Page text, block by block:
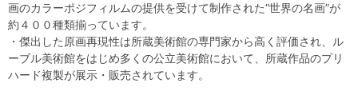
画のカラーポジフィルムの提供を受けて制作された“世界の名画”が
約４００種類揃っています。
・傑出した原画再現性は所蔵美術館の専門家から高く評価され、ル
ーブル美術館をはじめ多くの公立美術館において、所蔵作品のプリ
ハード複製が展示・販売されています。